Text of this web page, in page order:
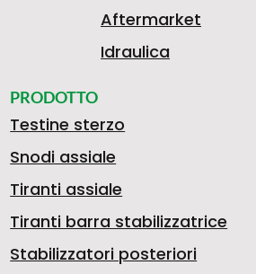
Aftermarket
Idraulica
PRODOTTO
Testine sterzo
Snodi assiale
Tiranti assiale
Tiranti barra stabilizzatrice
Stabilizzatori posteriori